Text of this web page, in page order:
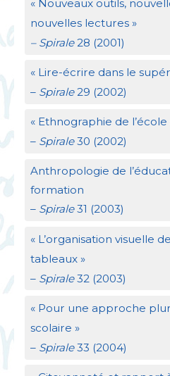
« Nouveaux outils,
nouvelles lectures »
– Spirale28 (2001)
« Lire-écrire dans le
– Spirale29 (2002)
« Ethnographie de l’école
– Spirale30 (2002)
Anthropologie de
formation
– Spirale31 (2003)
« L’organisation visuelle
tableaux »
– Spirale32 (2003)
« Pour une approche
scolaire »
– Spirale33 (2004)